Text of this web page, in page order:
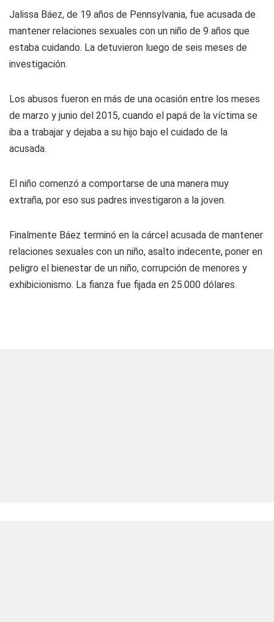
Jalissa Báez, de 19 años de Pennsylvania, fue acusada de
mantener relaciones sexuales con un niño de 9 años que
estaba cuidando. La detuvieron luego de seis meses de
investigación.
Los abusos fueron en más de una ocasión entre los meses
de marzo y junio del 2015, cuando el papá de la víctima se
iba a trabajar y dejaba a su hijo bajo el cuidado de la
acusada.
El niño comenzó a comportarse de una manera muy
extraña, por eso sus padres investigaron a la joven.
Finalmente Báez terminó en la cárcel acusada de mantener
relaciones sexuales con un niño, asalto indecente, poner en
peligro el bienestar de un niño, corrupción de menores y
exhibicionismo. La fianza fue fijada en 25.000 dólares.